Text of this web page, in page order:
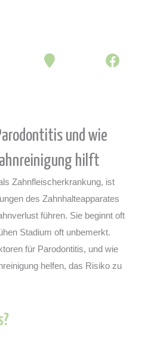
und wie
hilft
Zahnfleischerkrankung, ist
des Zahnhalteapparates
führen. Sie beginnt oft
Stadium oft unbemerkt.
für Parodontitis, und wie
helfen, das Risiko zu